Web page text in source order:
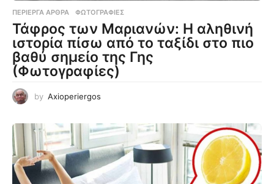
ΠΕΡΊΕΡΓΑ ΆΡΘΡΑ ,ΦΩΤΟΓΡΑΦΊΕΣ
Τάφρος των Μαριανών: Η αληθινή
ιστορία πίσω από το ταξίδι στο πιο
βαθύ σημείο της Γης
(Φωτογραφίες)
by Axioperiergos